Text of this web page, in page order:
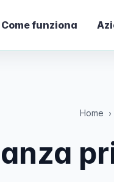
Come funziona
Home ›